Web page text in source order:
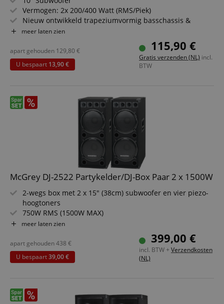
Vermogen: 2x 200/400 Watt (RMS/Piek)
Nieuw ontwikkeld trapeziumvormig basschassis &
behuizingconstructie
Zijhandgrepen
meer laten zien
115,90 €
Gratis verzenden (NL) incl.
BTW
apart gehouden 129,80 €
U bespaart 13,90 €
McGrey DJ-2522 Partykelder/DJ-Box Paar 2 x 1500W
2-wegs box met 2 x 15" (38cm) subwoofer en vier piezo-
hoogtoners
750W RMS (1500W MAX)
Robuuste behuizing met beschermhoeken, vilten
Stevige houten behuizing en draaggrepen
Levering per paar
meer laten zien
399,00 €
incl. BTW + Verzendkosten
(NL)
apart gehouden438 €
U bespaart39,00 €